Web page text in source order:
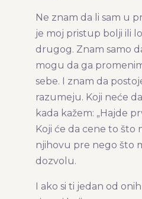
Ne znam da li sam u
je moj pristup bolji ili
drugog. Znam samo
mogu da ga
sebe. I znam da
razumeju. Koji neće
kada kažem: „Hajde
Koji će da cene to što
njihovu pre nego što
dozvolu.
I ako si ti jedan od